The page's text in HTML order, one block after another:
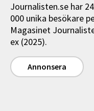
Journalisten.se har
000 unika besökare
Magasinet
ex (2025).
Annonsera